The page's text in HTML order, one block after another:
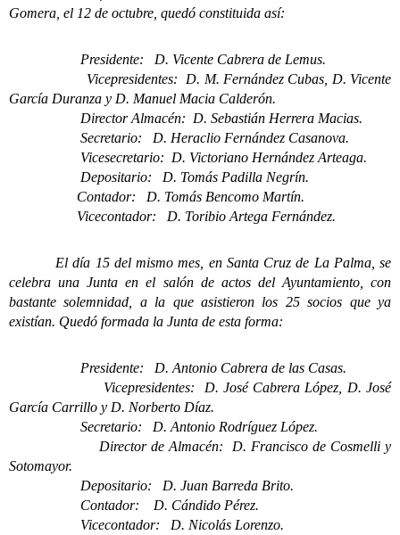
Gomera, el 12 de octubre, quedó constituida así:
Presidente: D. Vicente Cabrera de Lemus.
Vicepresidentes: D. M. Fernández Cubas, D. Vicente
García Duranza y D. Manuel Macia Calderón.
Director Almacén: D. Sebastián Herrera Macias.
Secretario: D. Heraclio Fernández Casanova.
Vicesecretario: D. Victoriano Hernández Arteaga.
Depositario: D. Tomás Padilla Negrín.
Contador: D. Tomás Bencomo Martín.
Vicecontador: D. Toribio Artega Fernández.
El día 15 del mismo mes, en Santa Cruz de La Palma, se
celebra una Junta en el salón de actos del Ayuntamiento, con
bastante solemnidad, a la que asistieron los 25 socios que ya
existían. Quedó formada la Junta de esta forma:
Presidente: D. Antonio Cabrera de las Casas.
Vicepresidentes: D. José Cabrera López, D. José
García Carrillo y D. Norberto Díaz.
Secretario: D. Antonio Rodríguez López.
Director de Almacén: D. Francisco de Cosmelli y
Sotomayor.
Depositario: D. Juan Barreda Brito.
Contador: D. Cándido Pérez.
Vicecontador: D. Nicolás Lorenzo.